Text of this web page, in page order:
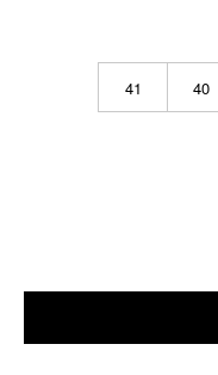
40
41